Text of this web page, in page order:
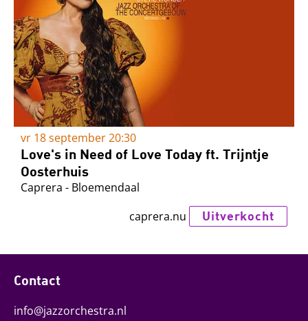
vr 18 september20:30
Love's in Need of Love Today ft. Trijntje
Oosterhuis
Caprera - Bloemendaal
caprera.nu
Uitverkocht
Contact
info@jazzorchestra.nl